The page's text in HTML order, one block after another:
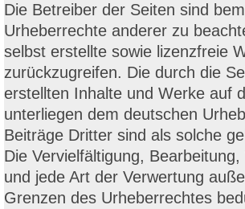
Die Betreiber der Seiten sind
Urheberrechte anderer zu
selbst erstellte sowie lizenzfreie
zurückzugreifen. Die durch die
erstellten Inhalte und Werke auf
unterliegen dem deutschen
Beiträge Dritter sind als solche
Die Vervielfältigung, Bearbeitung,
und jede Art der Verwertung
Grenzen des Urheberrechtes